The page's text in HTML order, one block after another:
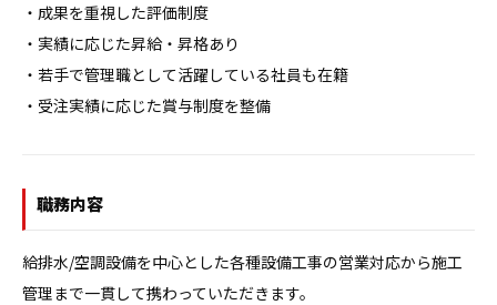
・成果を重視した評価制度
・実績に応じた昇給・昇格あり
・若手で管理職として活躍している社員も在籍
・受注実績に応じた賞与制度を整備
職務内容
給排水/空調設備を中心とした各種設備工事の営業対応から施工
管理まで一貫して携わっていただきます。